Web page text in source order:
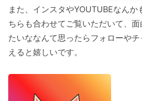
また、インスタやYOUTUBEなん
ちらも合わせてご覧いただいて、
たいななんて思ったらフォローや
えると嬉しいです。